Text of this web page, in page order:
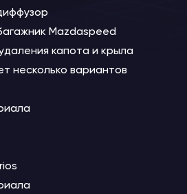
Mazdaspeed
капота и крыла
несколько вариантов